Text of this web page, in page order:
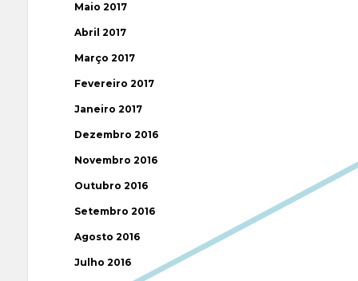
Maio 2017
Abril 2017
Março 2017
Fevereiro 2017
Janeiro 2017
Dezembro 2016
Novembro 2016
Outubro 2016
Setembro 2016
Agosto 2016
Julho 2016